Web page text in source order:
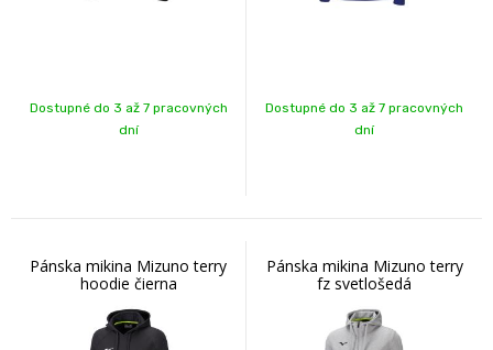
Dostupné do 3 až 7 pracovných
dní
Dostupné do 3 až 7 pracovných
dní
Pánska mikina Mizuno terry
hoodie čierna
Pánska mikina Mizuno terry
fz svetlošedá